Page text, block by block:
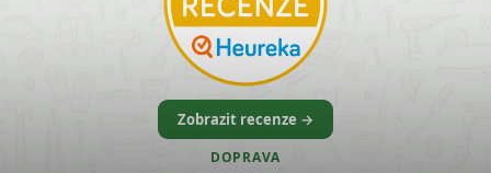
Zobrazit recenze →
DOPRAVA